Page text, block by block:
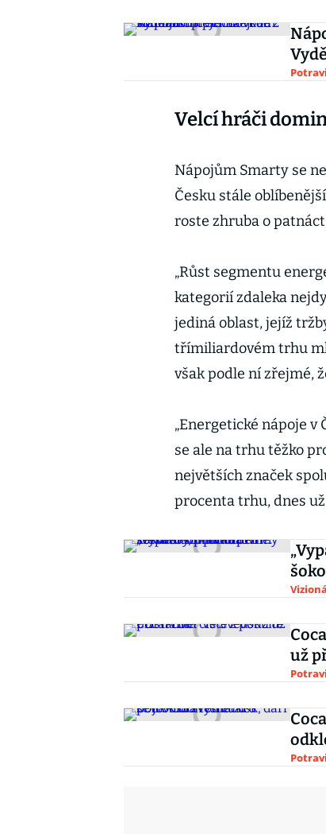
Velcí hráči
Nápojům Smarty se
Česku stále
roste zhruba o
„Růst segmentu
kategorií zdaleka
jediná oblast, jejíž
třímiliardovém trhu
však podle ní zřejmé,
„Energetické nápoje v
se ale na trhu těžko
největších značek
procenta trhu, dnes
už